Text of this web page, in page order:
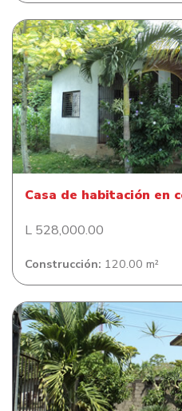
Casa de habitación en
Casa de habitación en
L 528,000.00
Construcción: 120.00 m²
Casa de habitación en